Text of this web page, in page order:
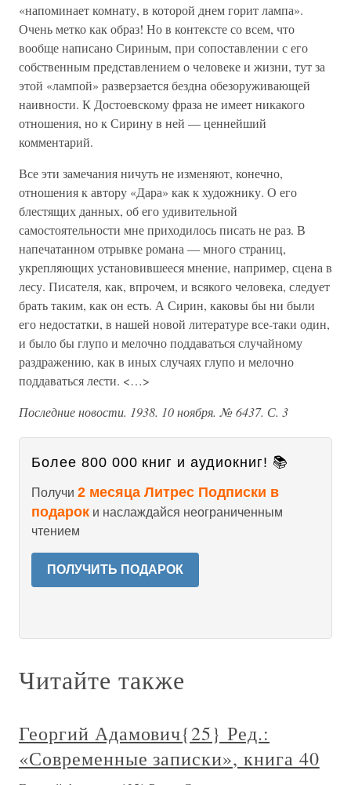
«напоминает комнату, в которой днем горит лампа».
Очень метко как образ! Но в контексте со всем, что
вообще написано Сириным, при сопоставлении с его
собственным представлением о человеке и жизни, тут за
этой «лампой» разверзается бездна обезоруживающей
наивности. К Достоевскому фраза не имеет никакого
отношения, но к Сирину в ней — ценнейший
комментарий.
Все эти замечания ничуть не изменяют, конечно,
отношения к автору «Дара» как к художнику. О его
блестящих данных, об его удивительной
самостоятельности мне приходилось писать не раз. В
напечатанном отрывке романа — много страниц,
укрепляющих установившееся мнение, например, сцена в
лесу. Писателя, как, впрочем, и всякого человека, следует
брать таким, как он есть. А Сирин, каковы бы ни были
его недостатки, в нашей новой литературе все-таки один,
и было бы глупо и мелочно поддаваться случайному
раздражению, как в иных случаях глупо и мелочно
поддаваться лести. <…>
Последние новости. 1938. 10 ноября. № 6437. С. 3
Более 800 000 книг и аудиокниг! 📚
Получи 2 месяца Литрес Подписки в
подарок и наслаждайся неограниченным
чтением
ПОЛУЧИТЬ ПОДАРОК
Читайте также
Георгий Адамович{25} Ред.:
«Современные записки», книга 40